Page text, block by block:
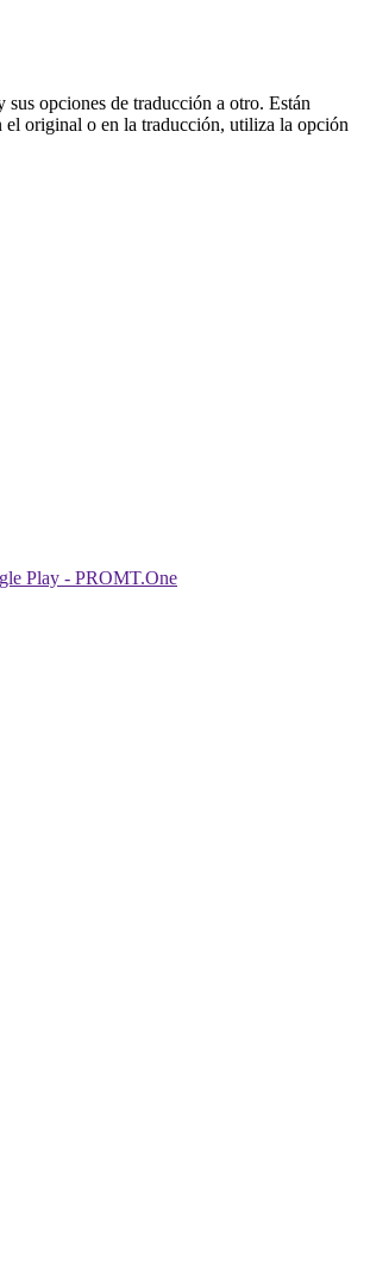
opciones de traducción a otro. Están
el original o en la traducción, utiliza la opción